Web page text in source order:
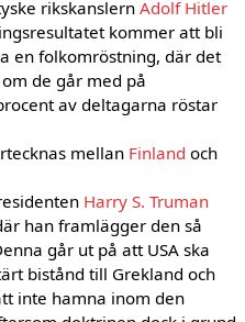
rikskanslernAdolf Hitler
kommer att bli
en folkomröstning, där det
de går med på
av deltagarna röstar
mellan Finland och
Harry S. Truman
han framlägger den så
går ut på att USA ska
bistånd till Grekland och
inte hamna inom den